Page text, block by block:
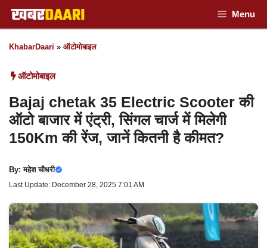
Skip
to
content
Menu
KhabarDaari » ऑटोमोबाइल
ऑटोमोबाइल
Bajaj chetak 35 Electric Scooter की
ऑटो बाजार में एंट्री, सिंगल चार्ज में मिलेगी
150Km की रेंज, जानें कितनी है कीमत?
By:महेश चौधरी
Last Update: December 28, 2025 7:01 AM